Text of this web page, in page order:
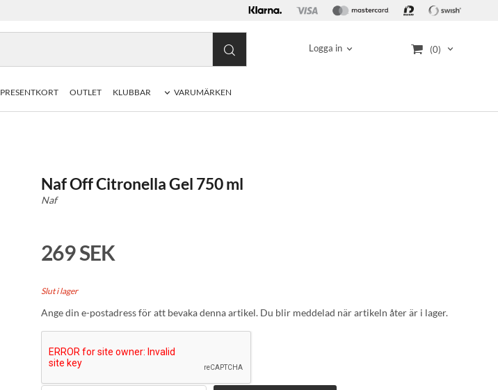
Logga in (0)
PRESENTKORT OUTLET KLUBBAR VARUMÄRKEN
Naf Off Citronella Gel 750 ml
Naf
269 SEK
Slut i lager
Ange din e-postadress för att bevaka denna artikel. Du blir meddelad när artikeln åter är i lager.